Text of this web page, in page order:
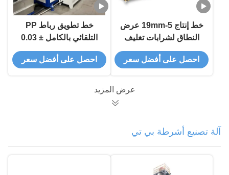
خط إنتاج 5-19mm عرض
النطاق لشرابات تغليف
مواد PP
احصل على أفضل سعر
خط تطويق رباط PP
التلقائي بالكامل ± 0.03
ملم
احصل على أفضل سعر
عرض المزيد
آلة تصنيع أشرطة بي تي